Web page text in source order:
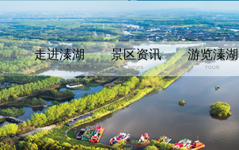
走进溱湖
COMEIN
景区资讯
NEWS
游览溱湖
TOUR